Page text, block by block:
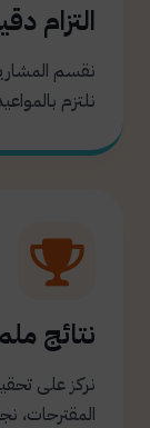
التزام
نقسم
نلتزم
نتائج
نركز على
المقترحات،